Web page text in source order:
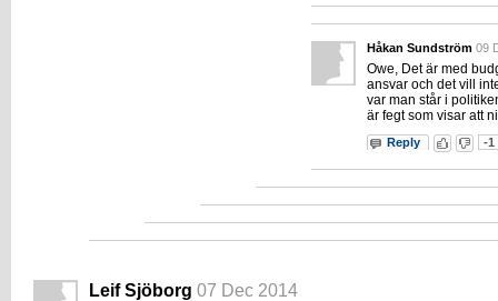
Håkan Sundström 09
Owe, Det är med
ansvar och det vill
var man står i
är fegt som visar att
Reply -1
Leif Sjöborg 07 Dec 2014